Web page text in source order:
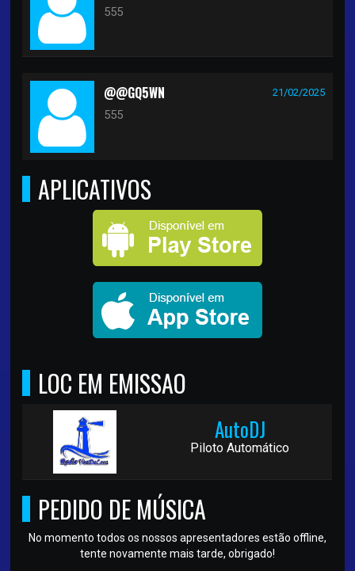
555
@@GQ5WN 21/02/2025
555
APLICATIVOS
LOC EM EMISSAO
AutoDJ
Piloto Automático
PEDIDO DE MÚSICA
No momento todos os nossos apresentadores estão offline,
tente novamente mais tarde, obrigado!